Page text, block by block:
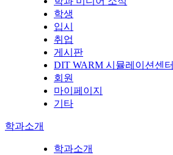
학생
입시
취업
게시판
DIT WARM 시뮬레이션센터
회원
마이페이지
기타
학과소개
학과소개